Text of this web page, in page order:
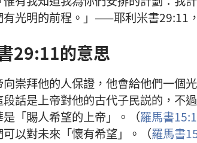
有光明的前程。」——耶利米書29:11
29:11的意思
崇拜他的人保證，他會給他們一個
話是上帝對他的古代子民説的，不
「賜人希望的上帝」。（羅馬書
以對未來「懷有希望」。（羅馬書